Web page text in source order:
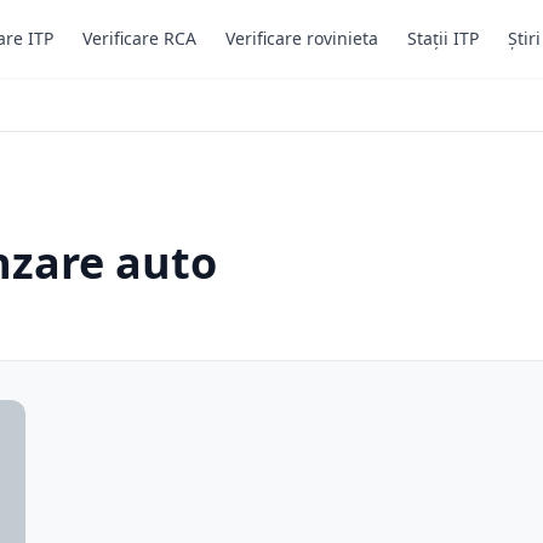
ITP Verificare RCA Verificare rovinieta Stații ITP
auto